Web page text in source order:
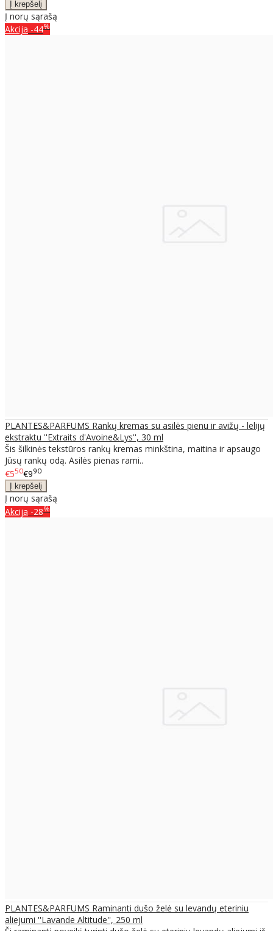
Į norų sąrašą
Akcija -44%
PLANTES&PARFUMS Rankų kremas su asilės pienu ir avižų - lelijų
ekstraktu ''Extraits d'Avoine&Lys'', 30 ml
Šis šilkinės tekstūros rankų kremas minkština, maitina ir apsaugo
Jūsų rankų odą. Asilės pienas rami..
€550€990
Į norų sąrašą
Akcija -28%
PLANTES&PARFUMS Raminanti dušo želė su levandų eteriniu
aliejumi ''Lavande Altitude'', 250 ml